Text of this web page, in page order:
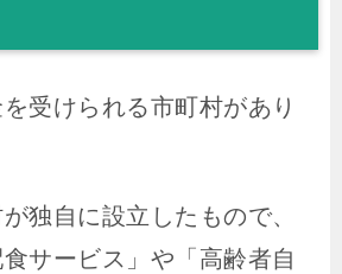
受けられる市町村があり
独自に設立したもので、
食サービス」や「高齢者自